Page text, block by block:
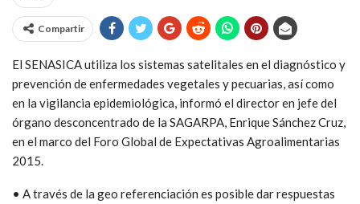
Compartir
El SENASICA utiliza los sistemas satelitales en el diagnóstico y
prevención de enfermedades vegetales y pecuarias, así como
en la vigilancia epidemiológica, informó el director en jefe del
órgano desconcentrado de la SAGARPA, Enrique Sánchez Cruz,
en el marco del Foro Global de Expectativas Agroalimentarias
2015.
• A través de la geo referenciación es posible dar respuestas